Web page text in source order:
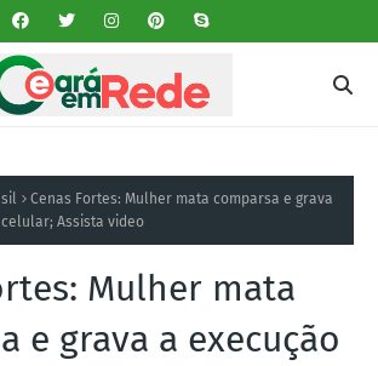
Cenas Fortes: Mulher mata comparsa e grava
Assista video
Mulher mata
e grava a execução